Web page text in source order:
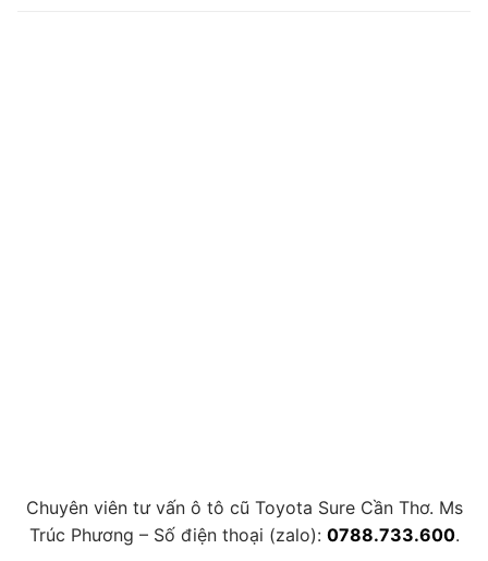
Chuyên viên tư vấn ô tô cũ Toyota Sure Cần Thơ. Ms
Trúc Phương – Số điện thoại (zalo): 0788.733.600.